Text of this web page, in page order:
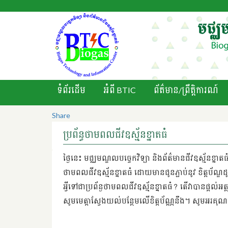
ទំព័រដើម អំពី BTIC ព័ត៌មាន/ព្រឹតិ្តការណ៍
Share
ប្រព័ន្ធថាមពលជីវឧស្ម័នខ្នាតធំ
ថ្ងៃនេះ មជ្ឈមណ្ឌលបច្ចេកវិទ្យា និងព័ត៌មានជីវឧស្ម័
ថាមពលជីវឧស្ម័នខ្នាតធំ ដោយមានជូនភ្ជាប់នូវ ខិត្តប័ណ្ឌ
អ្វីទៅជាប្រព័ន្ងថាមពលជីវឧស្ម័នខ្នាតធំ? តើវាបានផ្តល់អត្
សូមមេត្តាស្វែងយល់បន្ថែមលើខិត្តប័ណ្ណនឹង។ សូមអរគុ